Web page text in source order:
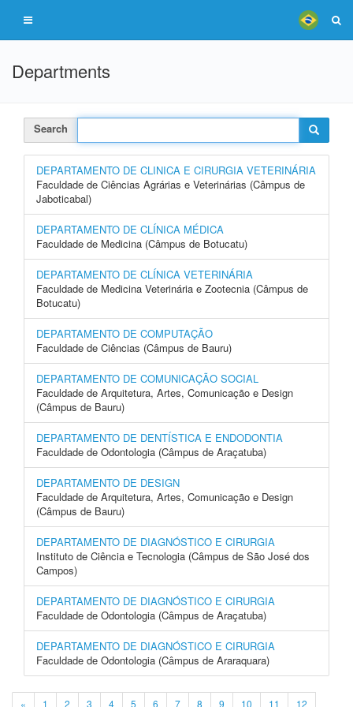
Departments
Search
DEPARTAMENTO DE CLINICA E CIRURGIA VETERINÁRIA
Faculdade de Ciências Agrárias e Veterinárias (Câmpus de
Jaboticabal)
DEPARTAMENTO DE CLÍNICA MÉDICA
Faculdade de Medicina (Câmpus de Botucatu)
DEPARTAMENTO DE CLÍNICA VETERINÁRIA
Faculdade de Medicina Veterinária e Zootecnia (Câmpus de
Botucatu)
DEPARTAMENTO DE COMPUTAÇÃO
Faculdade de Ciências (Câmpus de Bauru)
DEPARTAMENTO DE COMUNICAÇÃO SOCIAL
Faculdade de Arquitetura, Artes, Comunicação e Design
(Câmpus de Bauru)
DEPARTAMENTO DE DENTÍSTICA E ENDODONTIA
Faculdade de Odontologia (Câmpus de Araçatuba)
DEPARTAMENTO DE DESIGN
Faculdade de Arquitetura, Artes, Comunicação e Design
(Câmpus de Bauru)
DEPARTAMENTO DE DIAGNÓSTICO E CIRURGIA
Instituto de Ciência e Tecnologia (Câmpus de São José dos
Campos)
DEPARTAMENTO DE DIAGNÓSTICO E CIRURGIA
Faculdade de Odontologia (Câmpus de Araçatuba)
DEPARTAMENTO DE DIAGNÓSTICO E CIRURGIA
Faculdade de Odontologia (Câmpus de Araraquara)
« 1 2 3 4 5 6 7 8 9 10 11 12